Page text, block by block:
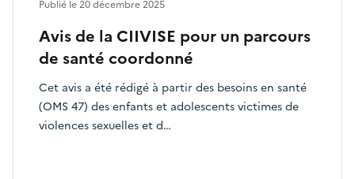
Avis de la CIIVISE pour un parcours
de santé coordonné
Cet avis a été rédigé à partir des besoins en santé
(OMS 47) des enfants et adolescents victimes de
violences sexuelles et d…
Publié le20 décembre 2025